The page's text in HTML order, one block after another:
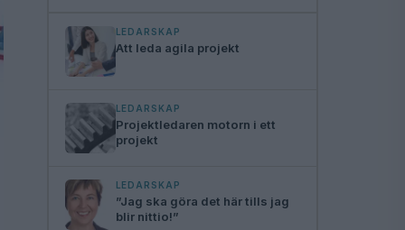
LEDARSKAP
Att leda agila projekt
LEDARSKAP
Projektledaren motorn i ett
projekt
LEDARSKAP
”Jag ska göra det här tills jag
blir nittio!”